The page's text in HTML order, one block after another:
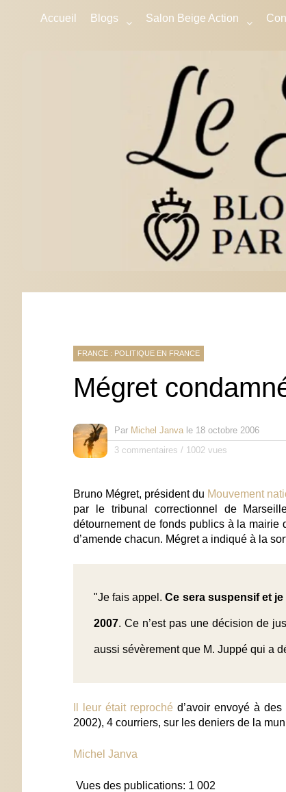
Accueil Blogs Salon Beige Action
FRANCE : POLITIQUE EN FRANCE
Mégret
Par Michel Janva le 18 octobre 2006
3 commentaires / 1002 vues
Bruno Mégret, président du Mouvement
par le tribunal correctionnel de
détournement de fonds publics à la mairie
d’amende chacun. Mégret a indiqué à la
"Je fais appel.Ce sera suspensif et
2007. Ce n’est pas une décision de
aussi sévèrement que M. Juppé qui a
Il leur était reproché d’avoir envoyé à
2002), 4 courriers, sur les deniers de la
Michel Janva
Vues des publications: 1 002